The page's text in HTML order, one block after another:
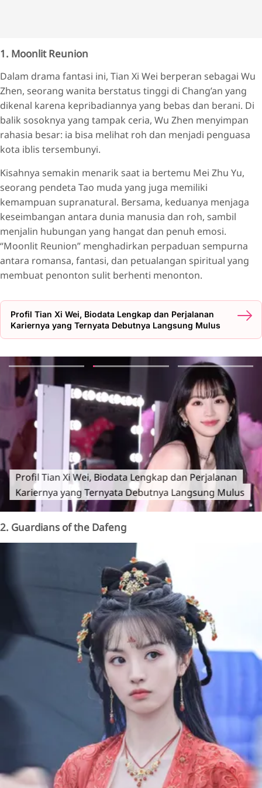
1. Moonlit Reunion
Dalam drama fantasi ini, Tian Xi Wei berperan sebagai Wu
Zhen, seorang wanita berstatus tinggi di Chang’an yang
dikenal karena kepribadiannya yang bebas dan berani. Di
balik sosoknya yang tampak ceria, Wu Zhen menyimpan
rahasia besar: ia bisa melihat roh dan menjadi penguasa
kota iblis tersembunyi.
Kisahnya semakin menarik saat ia bertemu Mei Zhu Yu,
seorang pendeta Tao muda yang juga memiliki
kemampuan supranatural. Bersama, keduanya menjaga
keseimbangan antara dunia manusia dan roh, sambil
menjalin hubungan yang hangat dan penuh emosi.
“Moonlit Reunion” menghadirkan perpaduan sempurna
antara romansa, fantasi, dan petualangan spiritual yang
membuat penonton sulit berhenti menonton.
Profil Tian Xi Wei, Biodata Lengkap dan Perjalanan
Kariernya yang Ternyata Debutnya Langsung Mulus
Profil Tian Xi Wei, Biodata Lengkap dan Perjalanan
Kariernya yang Ternyata Debutnya Langsung Mulus
2. Guardians of the Dafeng